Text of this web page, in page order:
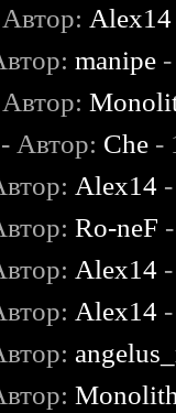
Alex14
manipe
- Автор: Che -
Alex14
Ro-neF
Alex14
Alex14